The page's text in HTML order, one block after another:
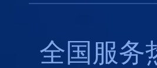
全国服务